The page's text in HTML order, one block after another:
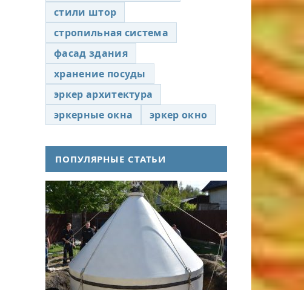
стили штор
стропильная система
фасад здания
хранение посуды
эркер архитектура
эркерные окна
эркер окно
ПОПУЛЯРНЫЕ СТАТЬИ